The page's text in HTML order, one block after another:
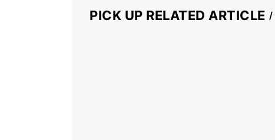
PICK UP RELATED ARTICLE